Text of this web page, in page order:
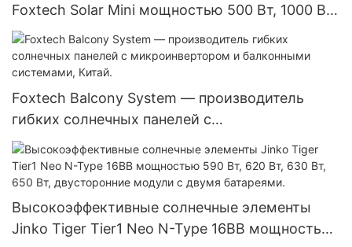
Foxtech Solar Mini мощностью 500 Вт, 1000 Вт,
1500 Вт.
Foxtech Balcony System — производитель
гибких солнечных панелей с
микроинвертором и балконными системами,
Китай.
Высокоэффективные солнечные элементы
Jinko Tiger Tier1 Neo N-Type 16BB мощностью